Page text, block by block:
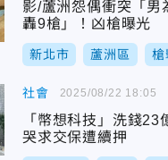
影/蘆洲怨偶衝突「男
轟9槍」！凶槍曝光
新北市 蘆洲區 槍
社會
「幣想科技」洗錢
哭求交保遭續押
2025/08/22 18:05